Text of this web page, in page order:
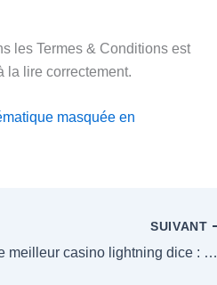
les Termes & Conditions est
la lire correctement.
masquée en
SUIVANT
Le meilleur casino lightning dice : quand le frisson du jet devient une farce de façade